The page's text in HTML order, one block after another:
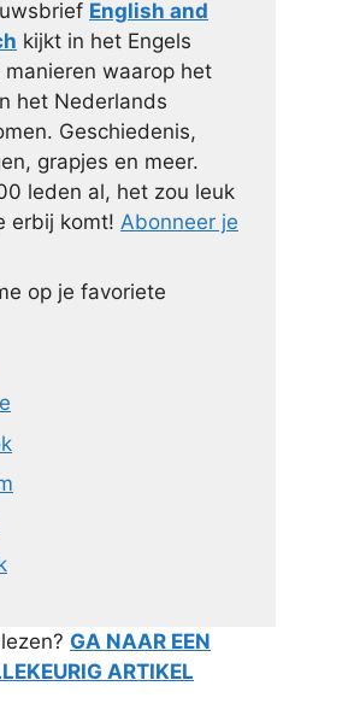
English and
kijkt in het Engels
manieren waarop het
het Nederlands
Geschiedenis,
grapjes en meer.
leden al, het zou leuk
erbij komt! Abonneer je
op je favoriete
GA NAAR EEN
ARTIKEL